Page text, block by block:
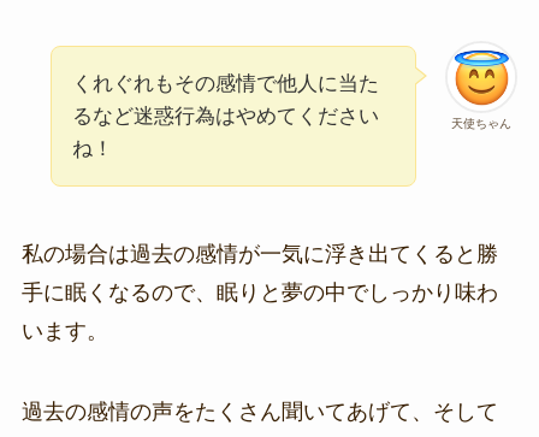
天使ちゃん
くれぐれもその感情で他人に当た
るなど迷惑行為はやめてください
ね！
私の場合は過去の感情が一気に浮き出てくると勝
手に眠くなるので、眠りと夢の中でしっかり味わ
います。
過去の感情の声をたくさん聞いてあげて、そして